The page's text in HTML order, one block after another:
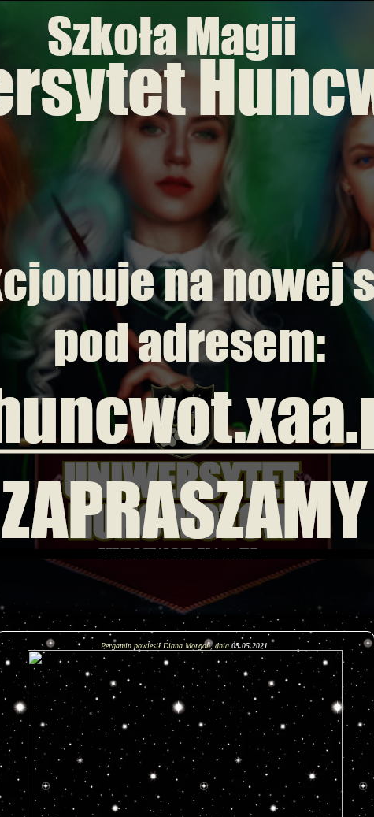
Pergamin powiesił Diana Morgan, dnia 05.05.2021